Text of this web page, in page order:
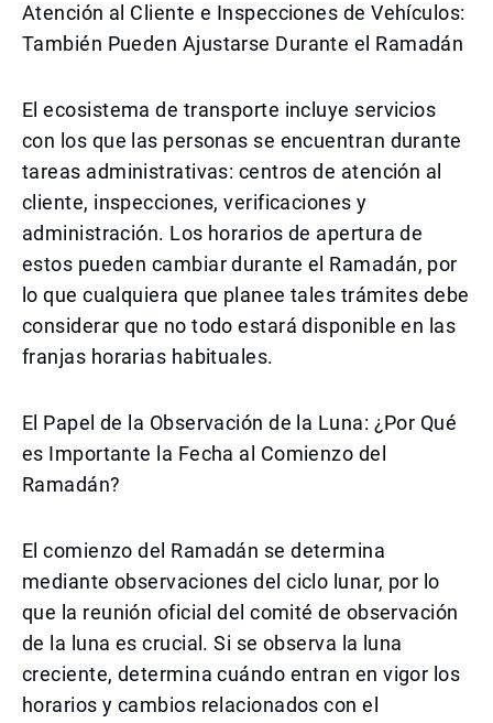
Atención al Cliente e Inspecciones de Vehículos:
También Pueden Ajustarse Durante el Ramadán
El ecosistema de transporte incluye servicios
con los que las personas se encuentran durante
tareas administrativas: centros de atención al
cliente, inspecciones, verificaciones y
administración. Los horarios de apertura de
estos pueden cambiar durante el Ramadán, por
lo que cualquiera que planee tales trámites debe
considerar que no todo estará disponible en las
franjas horarias habituales.
El Papel de la Observación de la Luna: ¿Por Qué
es Importante la Fecha al Comienzo del
Ramadán?
El comienzo del Ramadán se determina
mediante observaciones del ciclo lunar, por lo
que la reunión oficial del comité de observación
de la luna es crucial. Si se observa la luna
creciente, determina cuándo entran en vigor los
horarios y cambios relacionados con el